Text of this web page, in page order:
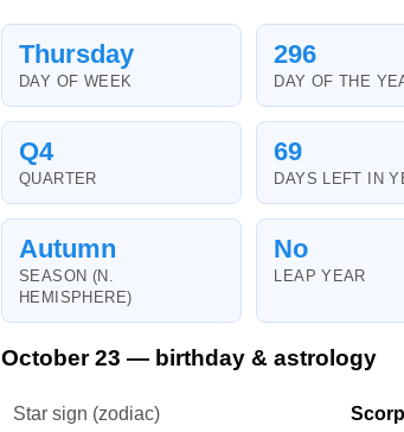
Thursday
DAY OF WEEK
296
DAY OF THE
Q4
QUARTER
69
DAYS LEFT IN
Autumn
SEASON (N.
HEMISPHERE)
No
LEAP YEAR
October 23 — birthday & astrology
Star sign (zodiac)